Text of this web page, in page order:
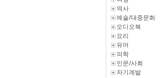
역사
예술/대중문화
오디오북
요리
유머
의학
인문/사회
자기계발